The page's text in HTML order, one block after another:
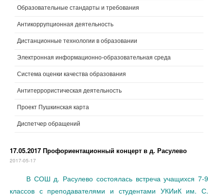
Образовательные стандарты и требования
Антикоррупционная деятельность
Дистанционные технологии в образовании
Электронная информационно-образовательная среда
Система оценки качества образования
Антитеррористическая деятельность
Проект Пушкинская карта
Диспетчер обращений
17.05.2017 Профориентационный концерт в д. Расулево
2017-05-17
В СОШ д. Расулево состоялась встреча учащихся 7-9
классов с преподавателями и студентами УКИиК им. С.